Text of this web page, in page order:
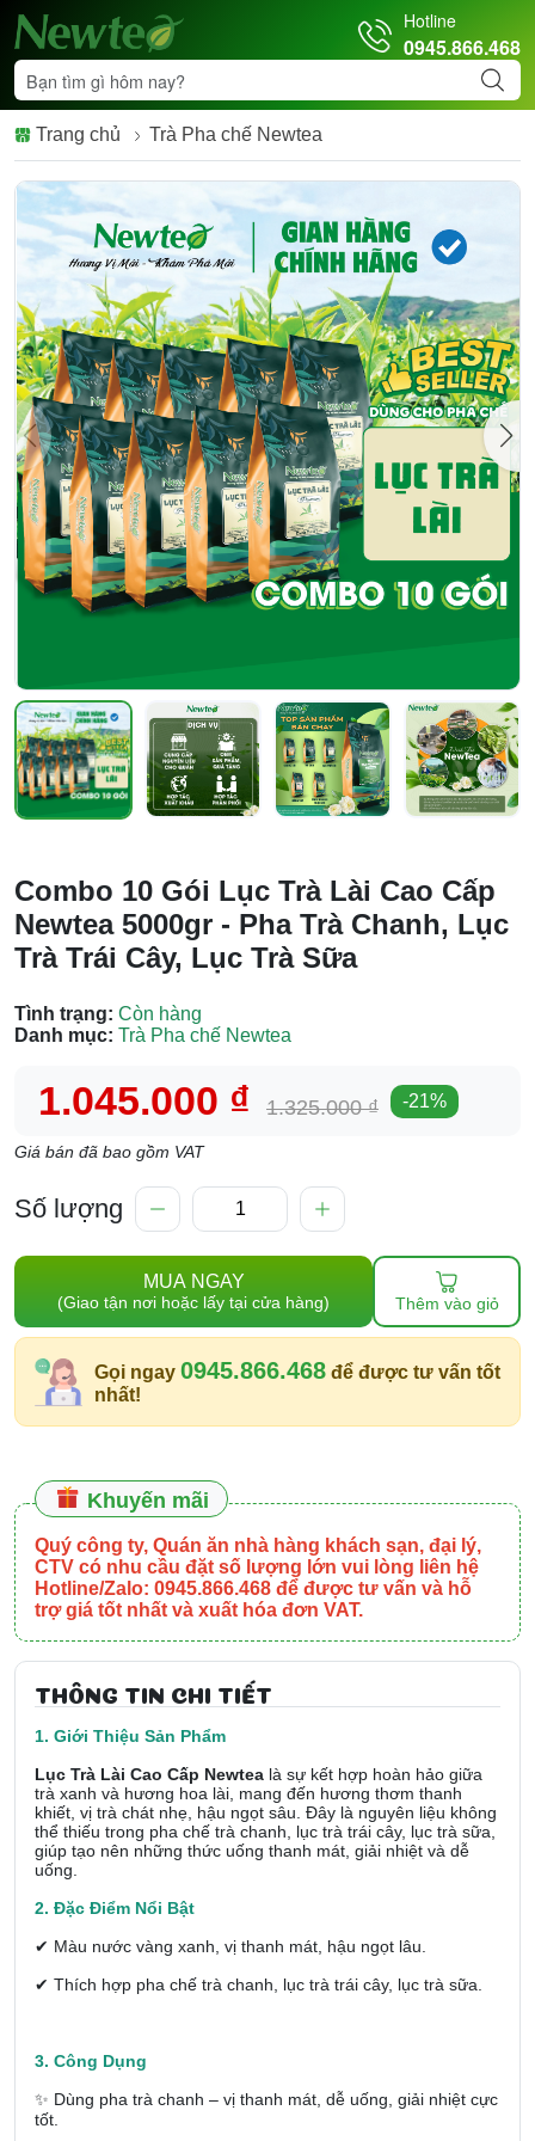
Hotline
0945.866.468
Trang chủ Trà Pha chế Newtea
Combo 10 Gói Lục Trà Lài Cao Cấp
Newtea 5000gr - Pha Trà Chanh, Lục
Trà Trái Cây, Lục Trà Sữa
Tình trạng: Còn hàng
Danh mục: Trà Pha chế Newtea
1.045.000 ₫ 1.325.000 ₫ -21%
Giá bán đã bao gồm VAT
Số lượng
MUA NGAY
(Giao tận nơi hoặc lấy tại cửa hàng) Thêm vào giỏ
Gọi ngay 0945.866.468 để được tư vấn tốt
nhất!
Khuyến mãi
Quý công ty, Quán ăn nhà hàng khách sạn, đại lý,
CTV có nhu cầu đặt số lượng lớn vui lòng liên hệ
Hotline/Zalo: 0945.866.468 để được tư vấn và hỗ
trợ giá tốt nhất và xuất hóa đơn VAT.
THÔNG TIN CHI TIẾT
1. Giới Thiệu Sản Phẩm
Lục Trà Lài Cao Cấp Newtea là sự kết hợp hoàn hảo giữa
trà xanh và hương hoa lài, mang đến hương thơm thanh
khiết, vị trà chát nhẹ, hậu ngọt sâu. Đây là nguyên liệu không
thể thiếu trong pha chế trà chanh, lục trà trái cây, lục trà sữa,
giúp tạo nên những thức uống thanh mát, giải nhiệt và dễ
uống.
2. Đặc Điểm Nổi Bật
✔ Màu nước vàng xanh, vị thanh mát, hậu ngọt lâu.
✔ Thích hợp pha chế trà chanh, lục trà trái cây, lục trà sữa.
3. Công Dụng
✨ Dùng pha trà chanh – vị thanh mát, dễ uống, giải nhiệt cực
tốt.